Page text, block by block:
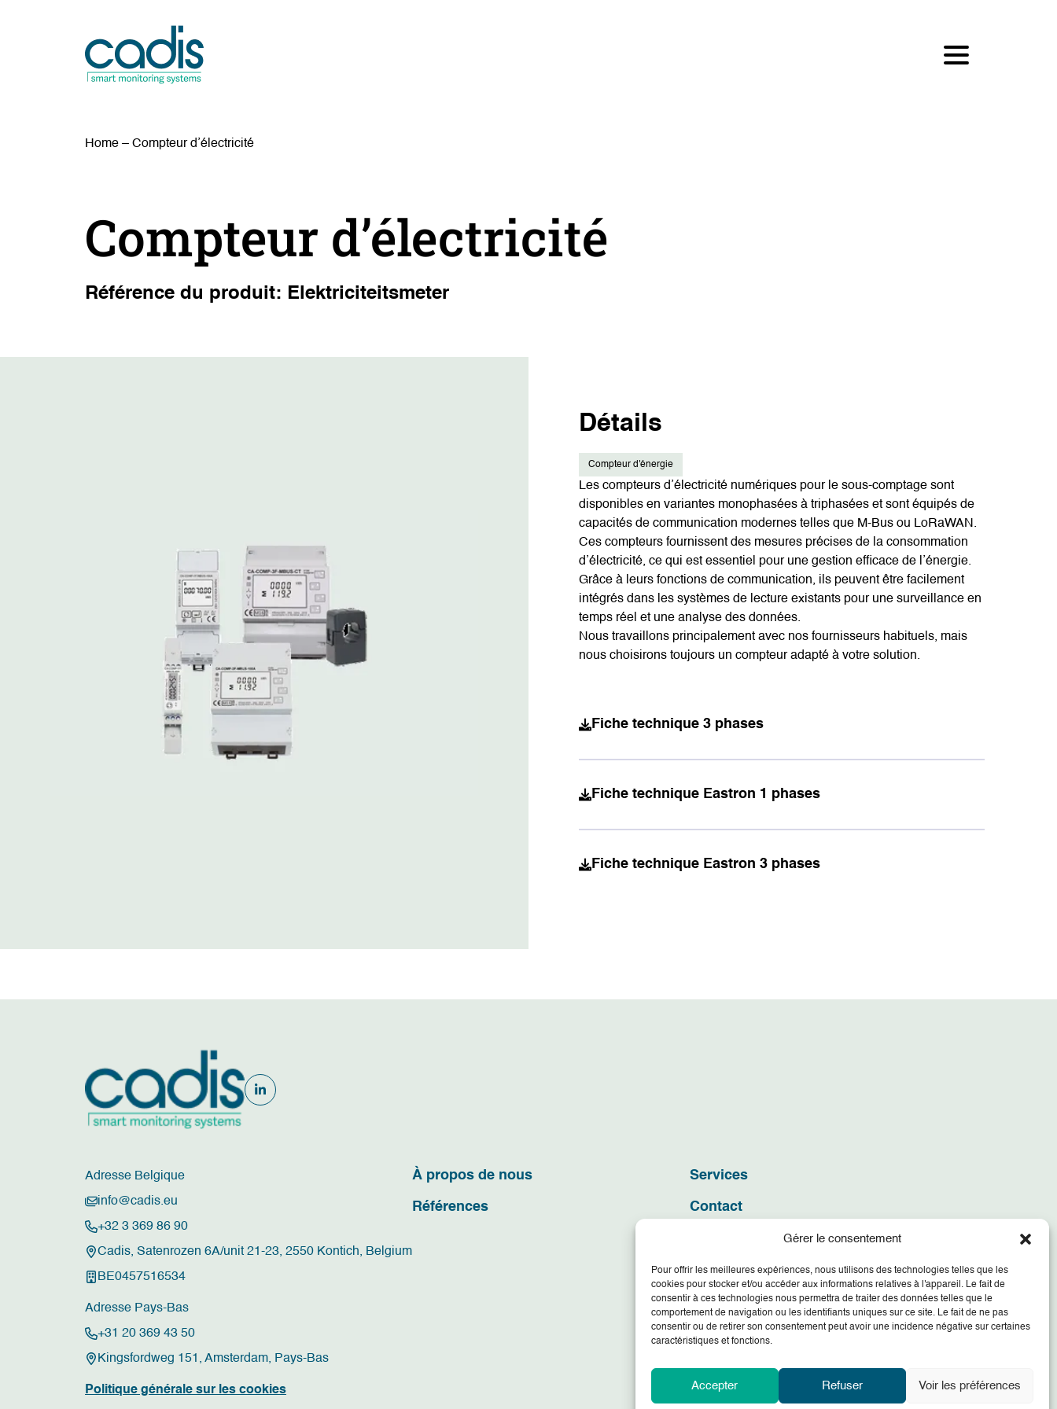
Gérer le consentement
Pour offrir les meilleures expériences, nous utilisons des technologies telles que les
cookies pour stocker et/ou accéder aux informations relatives à l'appareil. Le fait de
consentir à ces technologies nous permettra de traiter des données telles que le
comportement de navigation ou les identifiants uniques sur ce site. Le fait de ne pas
consentir ou de retirer son consentement peut avoir une incidence négative sur certaines
caractéristiques et fonctions.
Accepter Refuser Voir les préférences
Home – Compteur d’électricité
Compteur d’électricité
Référence du produit: Elektriciteitsmeter
Détails
Compteur d'énergie
Les compteurs d’électricité numériques pour le sous-comptage sont
disponibles en variantes monophasées à triphasées et sont équipés de
capacités de communication modernes telles que M-Bus ou LoRaWAN.
Ces compteurs fournissent des mesures précises de la consommation
d’électricité, ce qui est essentiel pour une gestion efficace de l’énergie.
Grâce à leurs fonctions de communication, ils peuvent être facilement
intégrés dans les systèmes de lecture existants pour une surveillance en
temps réel et une analyse des données.
Nous travaillons principalement avec nos fournisseurs habituels, mais
nous choisirons toujours un compteur adapté à votre solution.
Fiche technique 3 phases
Fiche technique Eastron 1 phases
Fiche technique Eastron 3 phases
Adresse Belgique
info@cadis.eu
+32 3 369 86 90
Cadis, Satenrozen 6A/unit 21-23, 2550 Kontich, Belgium
BE0457516534
Adresse Pays-Bas
+31 20 369 43 50
Kingsfordweg 151, Amsterdam, Pays-Bas
À propos de nous Services
Références Contact
Politique générale sur les cookies